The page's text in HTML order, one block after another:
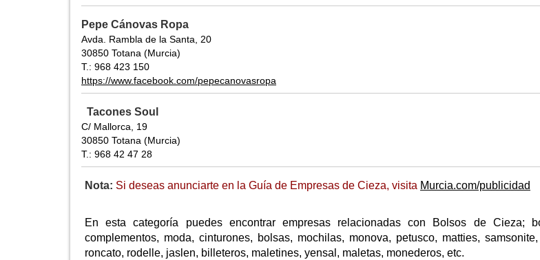
Pepe Cánovas Ropa
Avda. Rambla de la Santa, 20
30850 Totana (Murcia)
T.: 968 423 150
https://www.facebook.com/pepecanovasropa
Tacones Soul
C/ Mallorca, 19
30850 Totana (Murcia)
T.: 968 42 47 28
Nota: Si deseas anunciarte en la Guía de Empresas de Cieza, visita Murcia.com/publicidad
En esta categoría puedes encontrar empresas relacionadas con Bolsos de Cieza;
complementos, moda, cinturones, bolsas, mochilas, monova, petusco, matties,
roncato, rodelle, jaslen, billeteros, maletines, yensal, maletas, monederos, etc.